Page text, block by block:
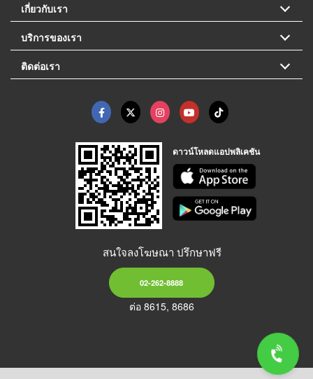
เกี่ยวกับเรา
บริการของเรา
ติดต่อเรา
ดาวน์โหลดแอปพลิเคชัน
สนใจลงโฆษณา ปรึกษาฟรี
02-262-8888
ต่อ 8615, 8686